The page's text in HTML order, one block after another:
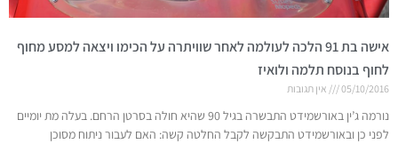
אישה בת 91 הלכה לעולמה לאחר שוויתרה על הכימו ויצאה למסע מחוף
לחוף בנוסח תלמה ולואיז
05/10/2016 אין תגובות
נורמה ג’ין באורשמידט התבשרה בגיל 90 שהיא חולה בסרטן הרחם. בעלה מת יומיים
לפני כן ובאורשמידט התבקשה לקבל החלטה קשה: האם לעבור ניתוח מסוכן